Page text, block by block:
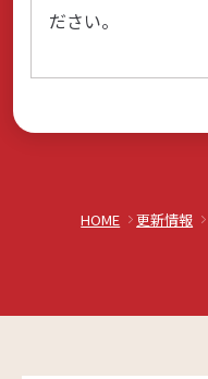
ださい。
HOME 更新情報